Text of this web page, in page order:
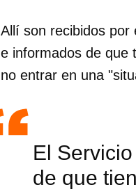
Allí son recibidos por
e informados de que
no entrar en una
El
de que